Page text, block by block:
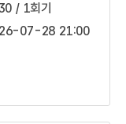
/ 1회기
07-28 21:00